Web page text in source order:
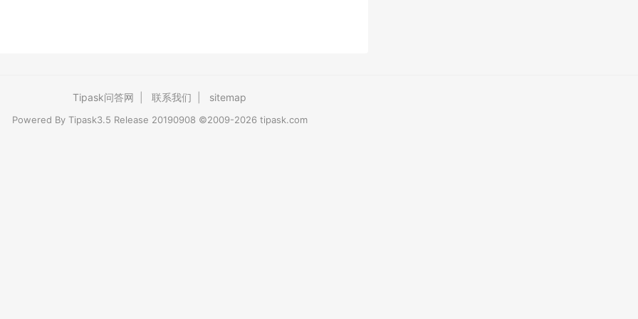
Tipask问答网 联系我们 sitemap
Powered By Tipask3.5 Release 20190908 ©2009-2026 tipask.com